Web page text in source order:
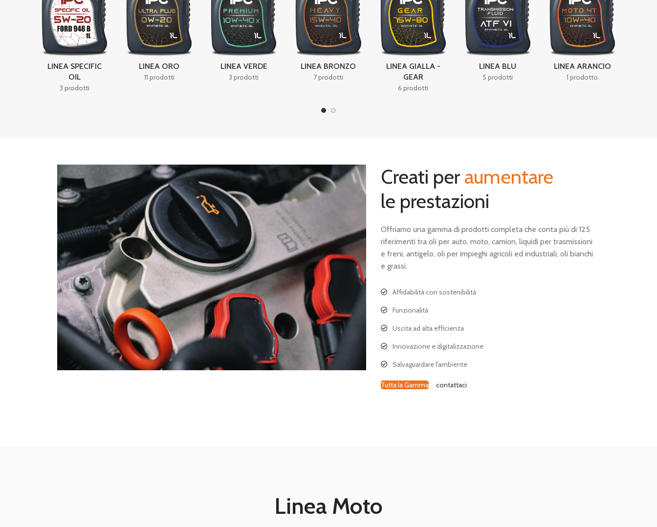
LINEA SPECIFIC
OIL
3 prodotti
LINEA ORO
11 prodotti
LINEA VERDE
3 prodotti
LINEA BRONZO
7 prodotti
LINEA GIALLA -
GEAR
6 prodotti
LINEA BLU
5 prodotti
LINEA ARANCIO
1 prodotto
Creati per aumentare
le prestazioni
Offriamo una gamma di prodotti completa che conta più di 125
riferimenti tra oli per auto, moto, camion, liquidi per trasmissioni
e freni, antigelo, oli per impieghi agricoli ed industriali, oli bianchi
e grassi.
Affidabilità con sostenibilità
Funzionalità
Uscita ad alta efficienza
Innovazione e digitalizzazione
Salvaguardare l'ambiente
Tutta la Gamma contattaci
Linea Moto